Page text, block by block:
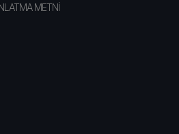
METNİ